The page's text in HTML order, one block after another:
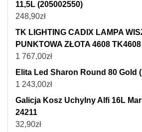
11,5L (205002550)
248,90zł
TK LIGHTING CADIX LAMPA
PUNKTOWA ZŁOTA 4608 TK4608
1 767,00zł
Elita Led Sharon Round 80 Gold
1 243,00zł
Galicja Kosz Uchylny Alfi 16L
24211
32,90zł